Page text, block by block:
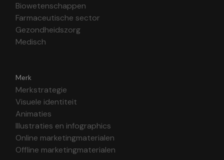
Biowetenschappen
Farmaceutische sector
Gezondheidszorg
Medisch
Merk
Merkstrategie
Visuele identiteit
Animaties
Illustraties en infographics
Online marketingmaterialen
Offline marketingmaterialen